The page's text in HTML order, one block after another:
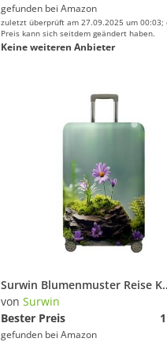
gefunden bei Amazon
zuletzt überprüft am 27.09.2025 um 00:03;
Preis kann sich seitdem geändert haben.
Keine weiteren Anbieter
Surwin Blumenmuster Reise Kofferschutzhülle
von Surwin
Bester Preis
gefunden bei Amazon